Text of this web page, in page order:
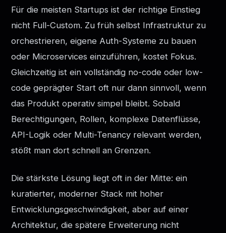
Für die meisten Startups ist der richtige Einstieg
nicht Full-Custom. Zu früh selbst Infrastruktur zu
orchestrieren, eigene Auth-Systeme zu bauen
oder Microservices einzuführen, kostet Fokus.
Gleichzeitig ist ein vollständig no-code oder low-
code geprägter Start oft nur dann sinnvoll, wenn
das Produkt operativ simpel bleibt. Sobald
Berechtigungen, Rollen, komplexe Datenflüsse,
API-Logik oder Multi-Tenancy relevant werden,
stößt man dort schnell an Grenzen.
Die stärkste Lösung liegt oft in der Mitte: ein
kuratierter, moderner Stack mit hoher
Entwicklungsgeschwindigkeit, aber auf einer
Architektur, die spätere Erweiterung nicht